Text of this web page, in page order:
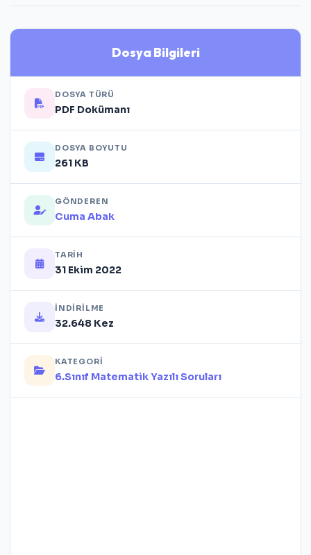
Dosya Bilgileri
DOSYA TÜRÜ
PDF Dokümanı
DOSYA BOYUTU
261 KB
GÖNDEREN
Cuma Abak
TARIH
31 Ekim 2022
İNDIRILME
32.648 Kez
KATEGORI
6.Sınıf Matematik Yazılı Soruları